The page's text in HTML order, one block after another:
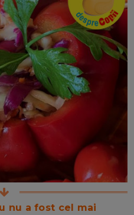
nu a fost cel mai